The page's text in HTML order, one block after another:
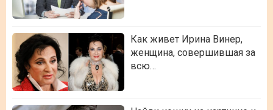
Как живет Ирина Винер,
женщина, совершившая за
всю…